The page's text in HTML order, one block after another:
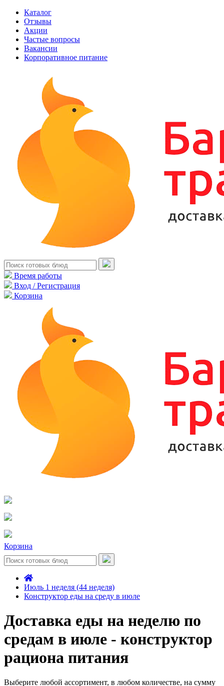
Каталог
Отзывы
Акции
Частые вопросы
Вакансии
Корпоративное питание
Время работы
Вход / Регистрация
Корзина
Корзина
Июль 1 неделя (44 неделя)
Конструктор еды на среду в июле
Доставка еды на неделю по
средам в июле - конструктор
рациона питания
Выберите любой ассортимент, в любом количестве, на сумму